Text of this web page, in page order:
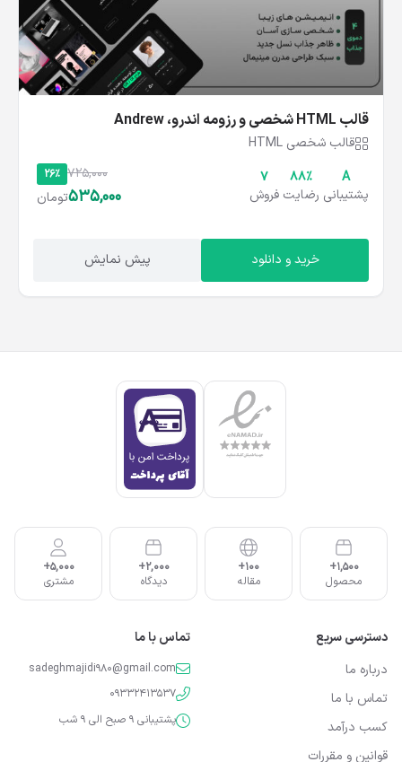
قالب HTML شخصی و رزومه اندرو، Andrew
قالب شخصی HTML
A
پشتیبانی
۸۸%
رضایت
7
فروش
26% 725,000
535,000تومان
خرید و دانلود پیش نمایش
1,500+
محصول
100+
مقاله
2,000+
دیدگاه
5,000+
مشتری
دسترسی سریع
درباره ما
تماس با ما
کسب درآمد
قوانین و مقررات
تماس با ما
sadeghmajidi980@gmail.com
09332413537
پشتیبانی 9 صبح الی 9 شب